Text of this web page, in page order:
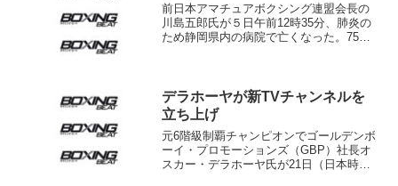
前日本アマチュアボクシング連盟会長の
川島五郎氏が５日午前12時35分、肺炎の
ため静岡県内の病院で亡くなった。75歳
大学農獣医学部（現...
デラホーヤが新TVチャンネルを
立ち上げ
元6階級制覇チャンピオンでゴールデンボ
ーイ・プロモーションズ（GBP）社長オ
スカー・デラホーヤ氏が21日（日本時間